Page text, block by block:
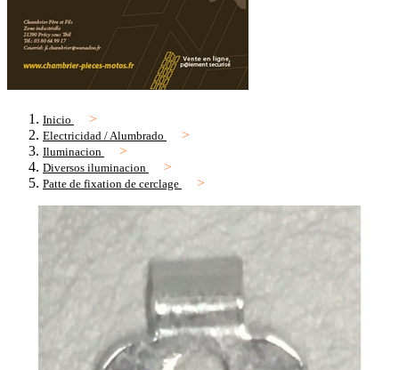
Inicio
Electricidad / Alumbrado
Iluminacion
Diversos iluminacion
Patte de fixation de cerclage